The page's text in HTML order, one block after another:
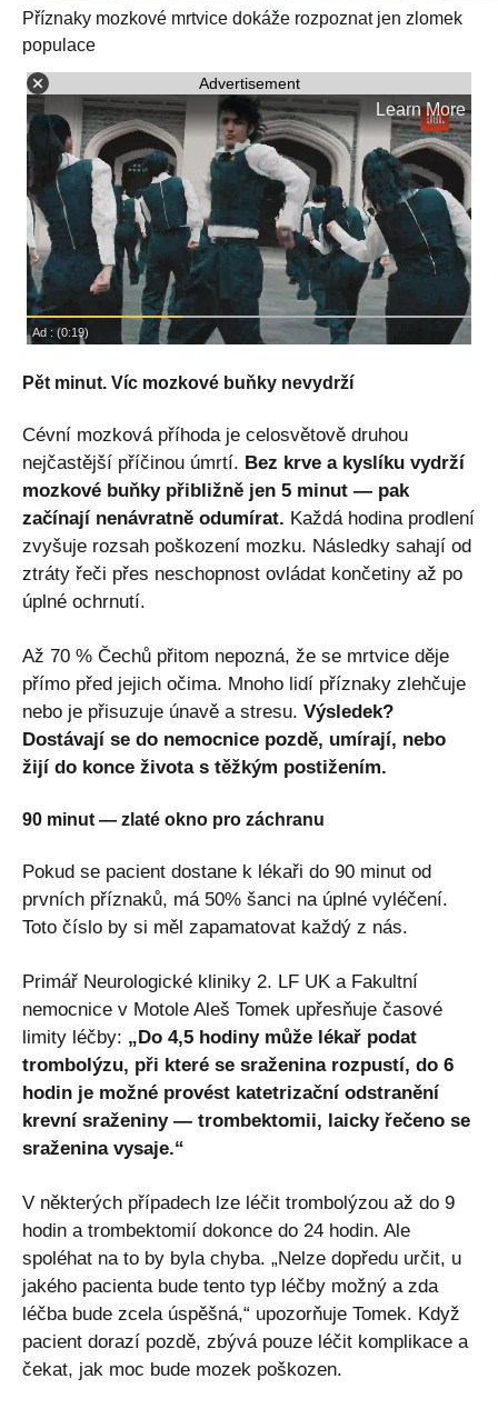
Příznaky mozkové mrtvice dokáže rozpoznat jen zlomek
populace
Advertisement
Pět minut. Víc mozkové buňky nevydrží
Cévní mozková příhoda je celosvětově druhou
nejčastější příčinou úmrtí. Bez krve a kyslíku vydrží
mozkové buňky přibližně jen 5 minut — pak
začínají nenávratně odumírat. Každá hodina prodlení
zvyšuje rozsah poškození mozku. Následky sahají od
ztráty řeči přes neschopnost ovládat končetiny až po
úplné ochrnutí.
Až 70 % Čechů přitom nepozná, že se mrtvice děje
přímo před jejich očima. Mnoho lidí příznaky zlehčuje
nebo je přisuzuje únavě a stresu. Výsledek?
Dostávají se do nemocnice pozdě, umírají, nebo
žijí do konce života s těžkým postižením.
90 minut — zlaté okno pro záchranu
Pokud se pacient dostane k lékaři do 90 minut od
prvních příznaků, má 50% šanci na úplné vyléčení.
Toto číslo by si měl zapamatovat každý z nás.
Primář Neurologické kliniky 2. LF UK a Fakultní
nemocnice v Motole Aleš Tomek upřesňuje časové
limity léčby: „Do 4,5 hodiny může lékař podat
trombolýzu, při které se sraženina rozpustí, do 6
hodin je možné provést katetrizační odstranění
krevní sraženiny — trombektomii, laicky řečeno se
sraženina vysaje.“
V některých případech lze léčit trombolýzou až do 9
hodin a trombektomií dokonce do 24 hodin. Ale
spoléhat na to by byla chyba. „Nelze dopředu určit, u
jakého pacienta bude tento typ léčby možný a zda
léčba bude zcela úspěšná,“ upozorňuje Tomek. Když
pacient dorazí pozdě, zbývá pouze léčit komplikace a
čekat, jak moc bude mozek poškozen.